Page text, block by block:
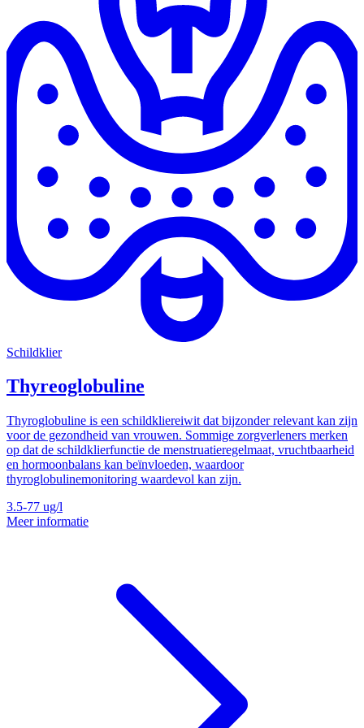
Schildklier
Thyreoglobuline
Thyroglobuline is een schildkliereiwit dat bijzonder relevant kan zijn
voor de gezondheid van vrouwen. Sommige zorgverleners merken
op dat de schildklierfunctie de menstruatieregelmaat, vruchtbaarheid
en hormoonbalans kan beïnvloeden, waardoor
thyroglobulinemonitoring waardevol kan zijn.
3.5-77 ug/l
Meer informatie